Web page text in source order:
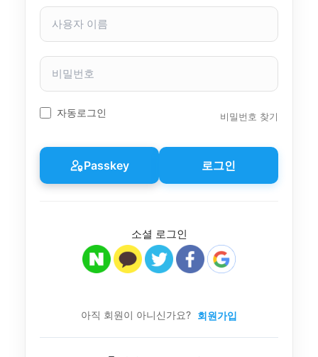
사
자
이
비
번
호
자동로그인 비밀번호 찾기
Passkey 로그인
소셜 로그인
아직 회원이 아니신가요? 회원가입